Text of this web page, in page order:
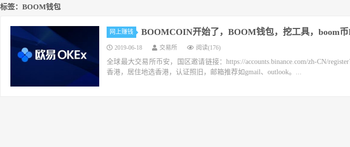
标签：BOOM钱包
网上赚钱 BOOMCOIN开始了，BOOM钱包，挖工具，boom币
2019-06-18 交易所 阅读(176)
全球最大交易所币安，国区邀请链接：https://accounts.binance.com/zh-CN/
香港，居住地选香港，认证照旧，邮箱推荐如gmail、outlook。...